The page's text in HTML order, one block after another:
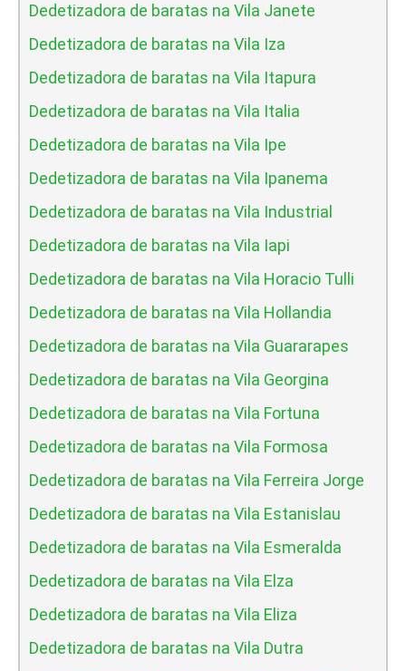
Dedetizadora de baratas na Vila Janete
Dedetizadora de baratas na Vila Iza
Dedetizadora de baratas na Vila Itapura
Dedetizadora de baratas na Vila Italia
Dedetizadora de baratas na Vila Ipe
Dedetizadora de baratas na Vila Ipanema
Dedetizadora de baratas na Vila Industrial
Dedetizadora de baratas na Vila Iapi
Dedetizadora de baratas na Vila Horacio Tulli
Dedetizadora de baratas na Vila Hollandia
Dedetizadora de baratas na Vila Guararapes
Dedetizadora de baratas na Vila Georgina
Dedetizadora de baratas na Vila Fortuna
Dedetizadora de baratas na Vila Formosa
Dedetizadora de baratas na Vila Ferreira Jorge
Dedetizadora de baratas na Vila Estanislau
Dedetizadora de baratas na Vila Esmeralda
Dedetizadora de baratas na Vila Elza
Dedetizadora de baratas na Vila Eliza
Dedetizadora de baratas na Vila Dutra